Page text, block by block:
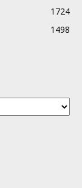
1724
1498